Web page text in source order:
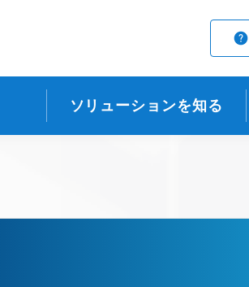
ソリューションを知る